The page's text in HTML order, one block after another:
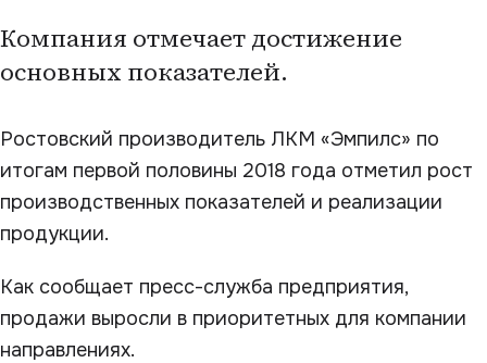
Компания отмечает достижение
основных показателей.
Ростовский производитель ЛКМ «Эмпилс» по
итогам первой половины 2018 года отметил рост
производственных показателей и реализации
продукции.
Как сообщает пресс-служба предприятия,
продажи выросли в приоритетных для компании
направлениях.